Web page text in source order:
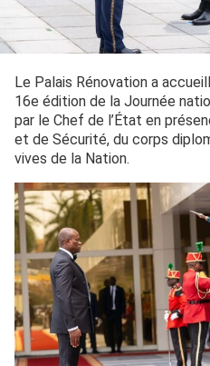
Le Palais Rénovation a
16e édition de la Journée
par le Chef de l’État en
et de Sécurité, du corps
vives de la Nation.